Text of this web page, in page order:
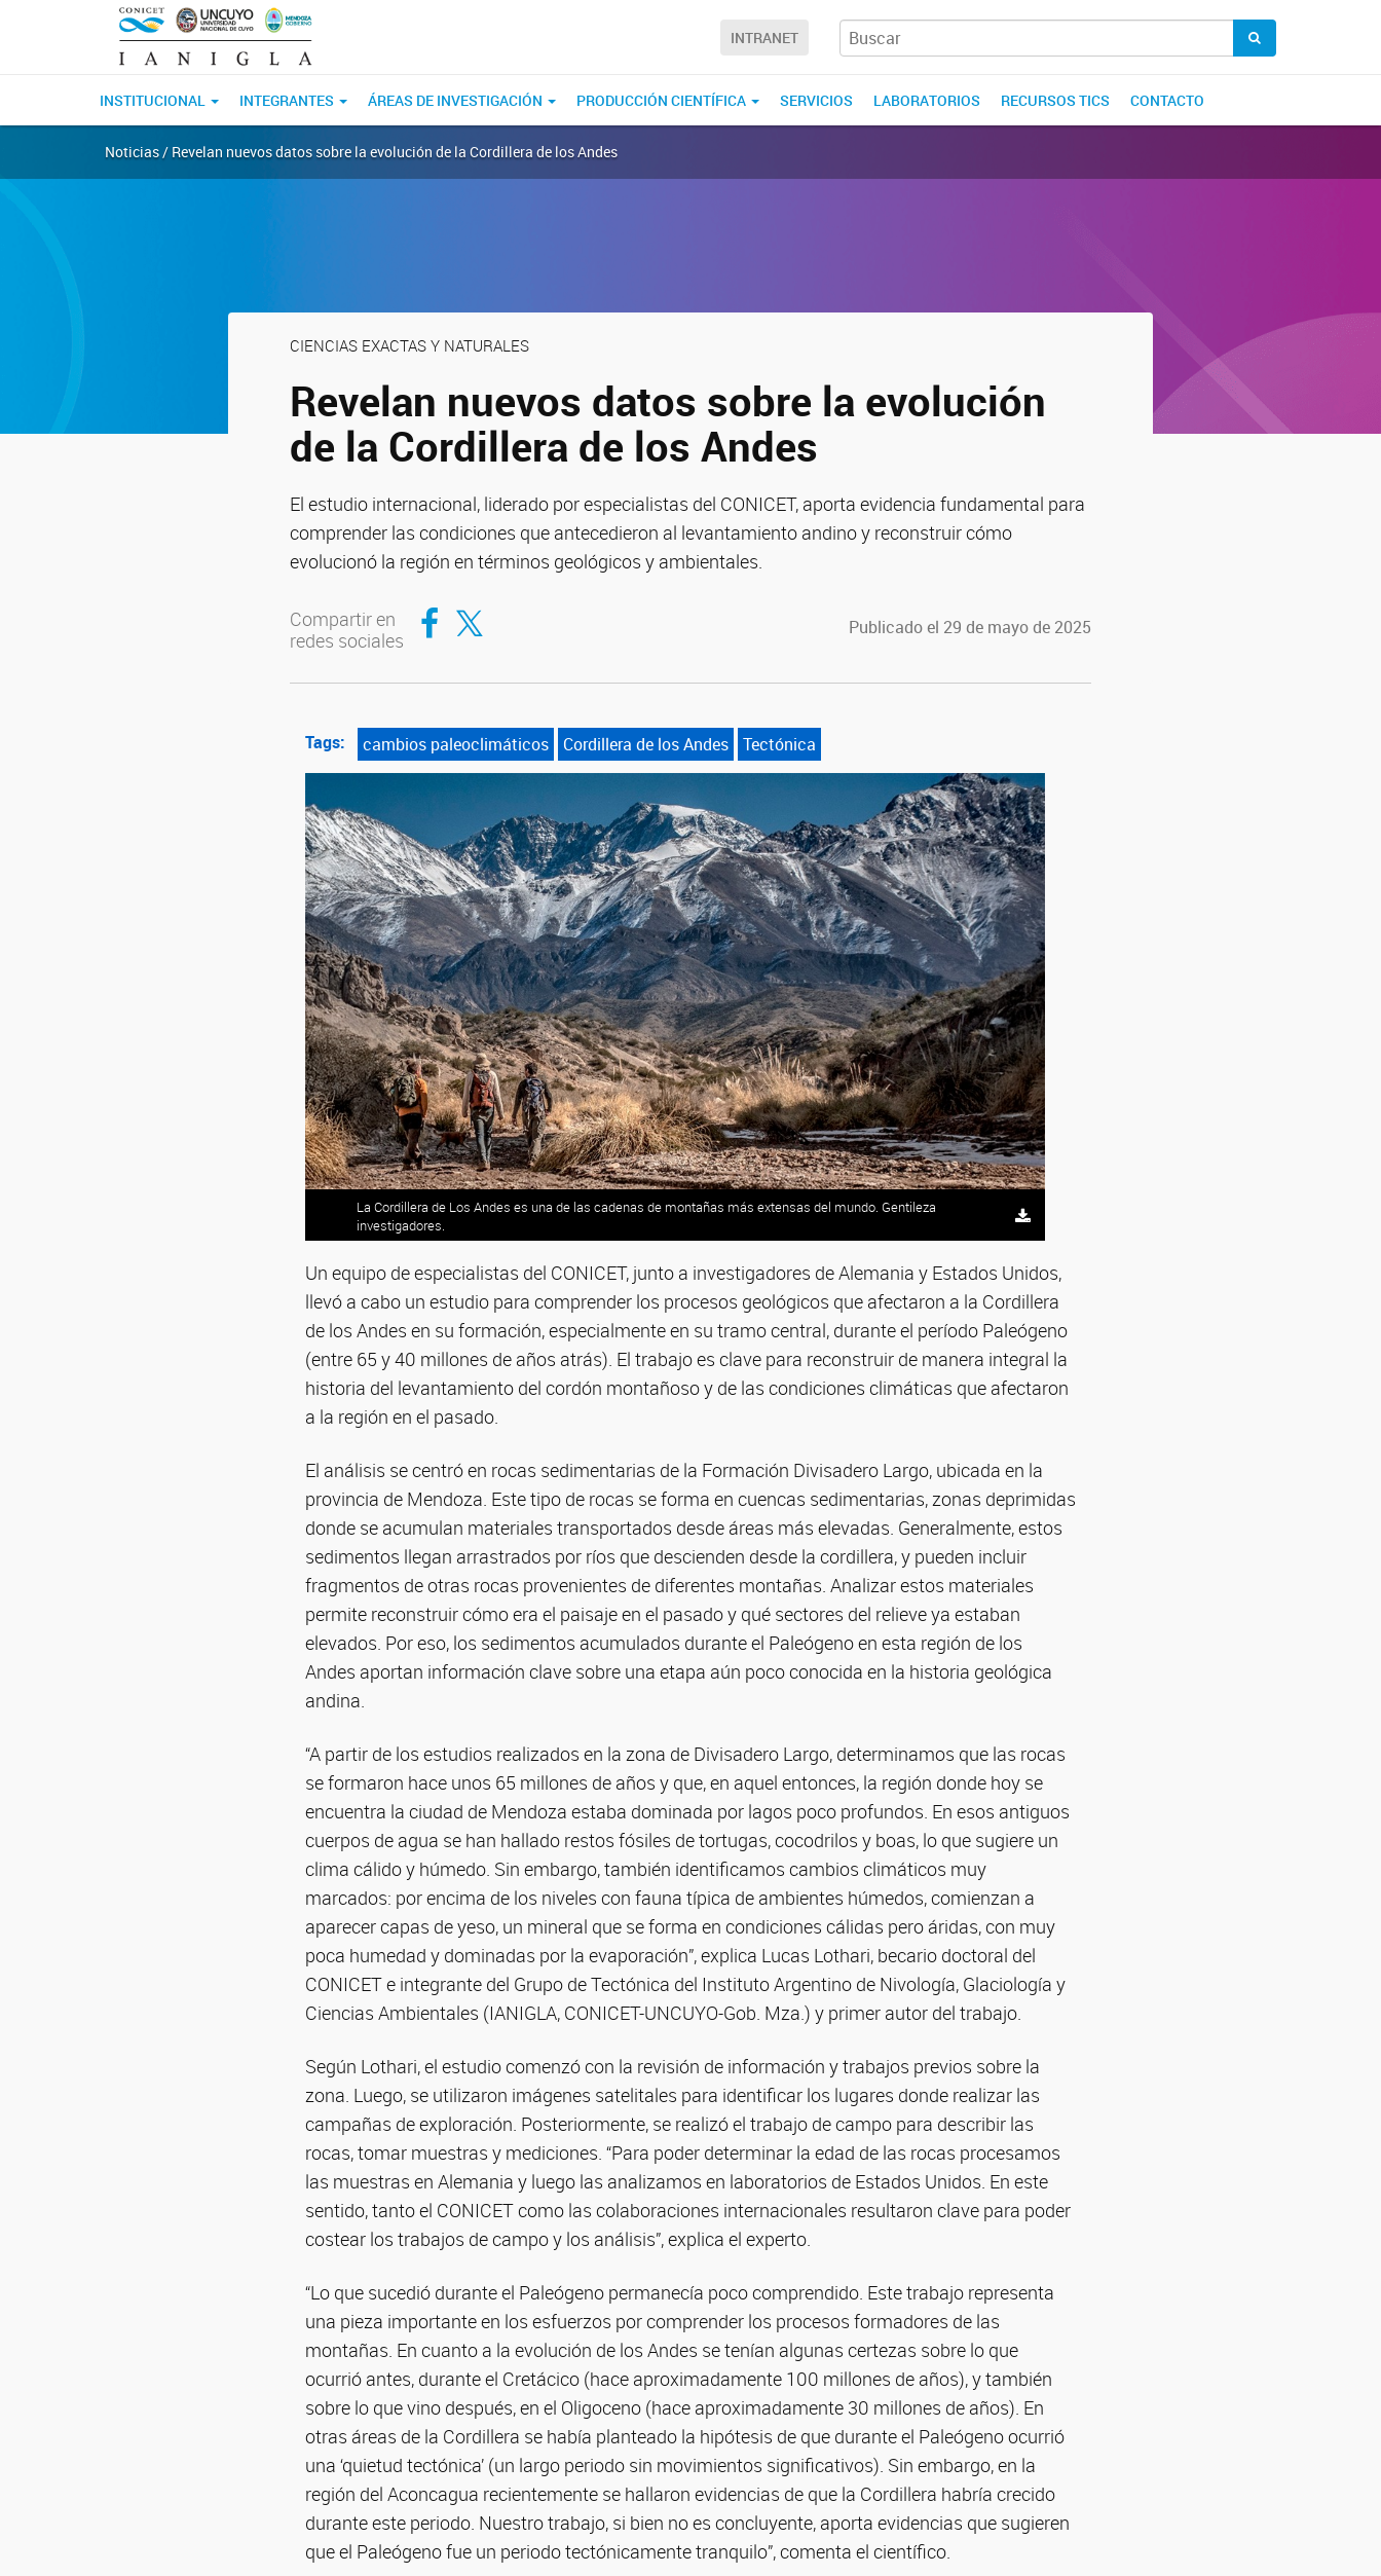
INTRANET
INSTITUCIONAL INTEGRANTES ÁREAS DE INVESTIGACIÓN PRODUCCIÓN CIENTÍFICA SERVICIOS LABORATORIOS RECURSOS TICS CONTACTO
Noticias / Revelan nuevos datos sobre la evolución de la Cordillera de los Andes
CIENCIAS EXACTAS Y NATURALES
Revelan nuevos datos sobre la evolución
de la Cordillera de los Andes
El estudio internacional, liderado por especialistas del CONICET, aporta evidencia fundamental para
comprender las condiciones que antecedieron al levantamiento andino y reconstruir cómo
evolucionó la región en términos geológicos y ambientales.
Compartir en
redes sociales
Compartir en Facebook
Compartir en Twitter Publicado el 29 de mayo de 2025
Tags: cambios paleoclimáticos Cordillera de los Andes Tectónica
La Cordillera de Los Andes es una de las cadenas de montañas más extensas del mundo. Gentileza
investigadores.
Un equipo de especialistas del CONICET, junto a investigadores de Alemania y Estados Unidos,
llevó a cabo un estudio para comprender los procesos geológicos que afectaron a la Cordillera
de los Andes en su formación, especialmente en su tramo central, durante el período Paleógeno
(entre 65 y 40 millones de años atrás). El trabajo es clave para reconstruir de manera integral la
historia del levantamiento del cordón montañoso y de las condiciones climáticas que afectaron
a la región en el pasado.
El análisis se centró en rocas sedimentarias de la Formación Divisadero Largo, ubicada en la
provincia de Mendoza. Este tipo de rocas se forma en cuencas sedimentarias, zonas deprimidas
donde se acumulan materiales transportados desde áreas más elevadas. Generalmente, estos
sedimentos llegan arrastrados por ríos que descienden desde la cordillera, y pueden incluir
fragmentos de otras rocas provenientes de diferentes montañas. Analizar estos materiales
permite reconstruir cómo era el paisaje en el pasado y qué sectores del relieve ya estaban
elevados. Por eso, los sedimentos acumulados durante el Paleógeno en esta región de los
Andes aportan información clave sobre una etapa aún poco conocida en la historia geológica
andina.
“A partir de los estudios realizados en la zona de Divisadero Largo, determinamos que las rocas
se formaron hace unos 65 millones de años y que, en aquel entonces, la región donde hoy se
encuentra la ciudad de Mendoza estaba dominada por lagos poco profundos. En esos antiguos
cuerpos de agua se han hallado restos fósiles de tortugas, cocodrilos y boas, lo que sugiere un
clima cálido y húmedo. Sin embargo, también identificamos cambios climáticos muy
marcados: por encima de los niveles con fauna típica de ambientes húmedos, comienzan a
aparecer capas de yeso, un mineral que se forma en condiciones cálidas pero áridas, con muy
poca humedad y dominadas por la evaporación”, explica Lucas Lothari, becario doctoral del
CONICET e integrante del Grupo de Tectónica del Instituto Argentino de Nivología, Glaciología y
Ciencias Ambientales (IANIGLA, CONICET-UNCUYO-Gob. Mza.) y primer autor del trabajo.
Según Lothari, el estudio comenzó con la revisión de información y trabajos previos sobre la
zona. Luego, se utilizaron imágenes satelitales para identificar los lugares donde realizar las
campañas de exploración. Posteriormente, se realizó el trabajo de campo para describir las
rocas, tomar muestras y mediciones. “Para poder determinar la edad de las rocas procesamos
las muestras en Alemania y luego las analizamos en laboratorios de Estados Unidos. En este
sentido, tanto el CONICET como las colaboraciones internacionales resultaron clave para poder
costear los trabajos de campo y los análisis”, explica el experto.
“Lo que sucedió durante el Paleógeno permanecía poco comprendido. Este trabajo representa
una pieza importante en los esfuerzos por comprender los procesos formadores de las
montañas. En cuanto a la evolución de los Andes se tenían algunas certezas sobre lo que
ocurrió antes, durante el Cretácico (hace aproximadamente 100 millones de años), y también
sobre lo que vino después, en el Oligoceno (hace aproximadamente 30 millones de años). En
otras áreas de la Cordillera se había planteado la hipótesis de que durante el Paleógeno ocurrió
una ‘quietud tectónica’ (un largo periodo sin movimientos significativos). Sin embargo, en la
región del Aconcagua recientemente se hallaron evidencias de que la Cordillera habría crecido
durante este periodo. Nuestro trabajo, si bien no es concluyente, aporta evidencias que sugieren
que el Paleógeno fue un periodo tectónicamente tranquilo”, comenta el científico.